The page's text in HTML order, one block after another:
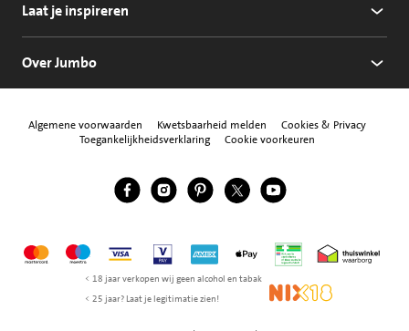
Laat je inspireren
Over Jumbo
Algemene voorwaarden Kwetsbaarheid melden
Cookies & Privacy
Toegankelijkheidsverklaring
Cookie voorkeuren
Volg ons
Jumbo Facebook
Jumbo Instagram
Jumbo Pinterest
Jumbo Twitter
Jumbo YouTube
MastercardMaestroVisa Vpay American Express
Apple Pay Thuiswinkel
< 18 jaar verkopen wij geen alcohol en tabak
< 25 jaar? Laat je legitimatie zien!
NIX18